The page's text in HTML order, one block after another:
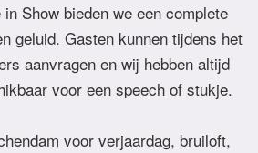
Show bieden we een complete
geluid. Gasten kunnen tijdens het
aanvragen en wij hebben altijd
voor een speech of stukje.
voor verjaardag, bruiloft,